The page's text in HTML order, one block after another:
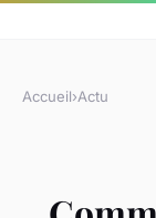
Accueil›Actu